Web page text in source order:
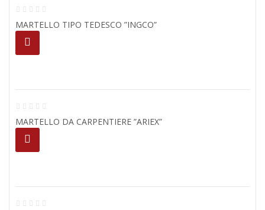
MARTELLO TIPO TEDESCO ”INGCO”
MARTELLO DA CARPENTIERE ”ARIEX”